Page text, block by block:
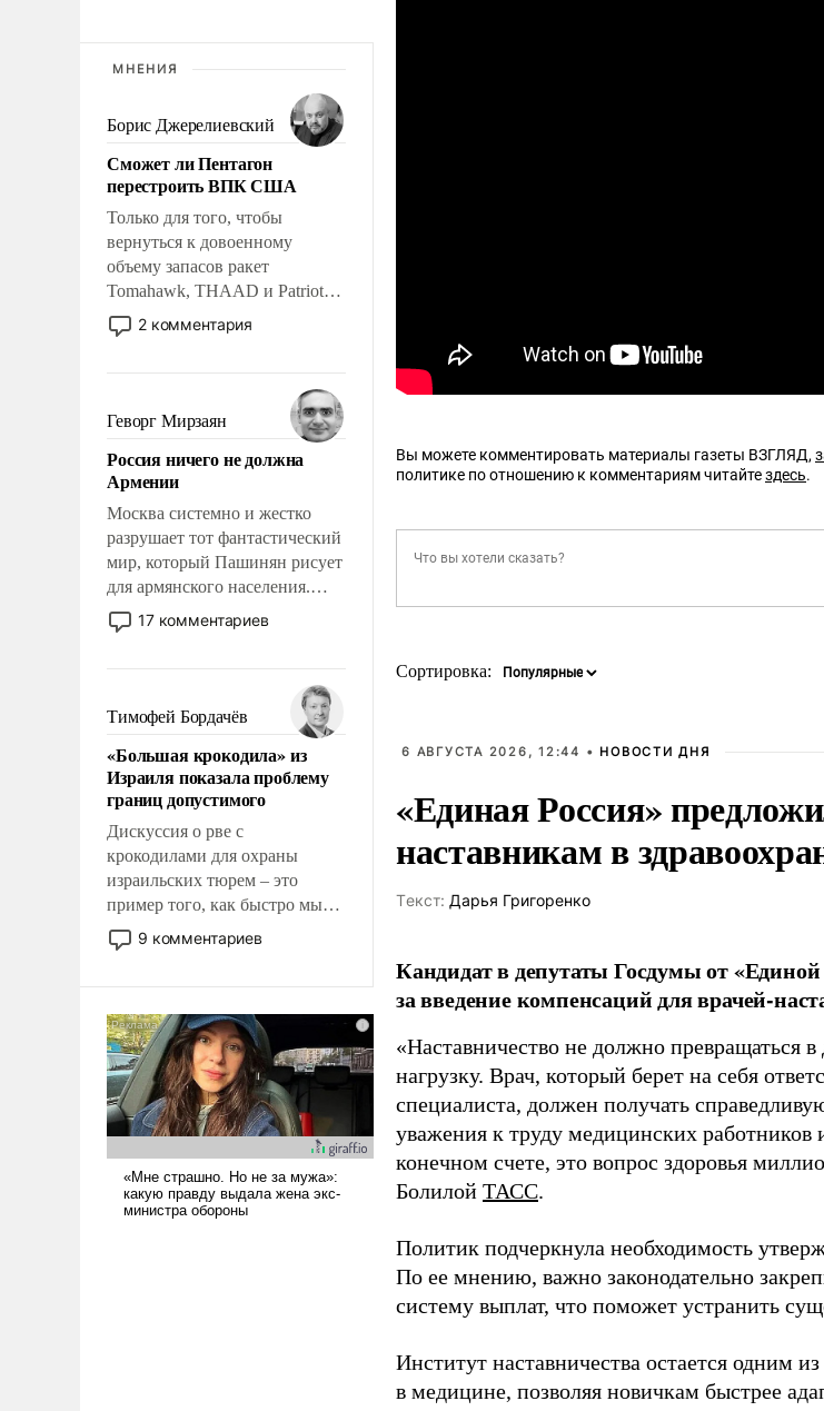
МНЕНИЯ
Борис Джерелиевский
Сможет ли Пентагон
перестроить ВПК США
Только для того, чтобы
вернуться к довоенному
объему запасов ракет
Tomahawk, THAAD и Patriot
США потребуется более трех
лет. Даже небольшая война с
Сложившаяся ситуация
означает многолетний период
уязвимости США, например,
перед Китаем.
2 комментария
Геворг Мирзаян
Россия ничего не должна
Армении
Москва системно и жестко
разрушает тот фантастический
мир, который Пашинян рисует
для армянского населения.
Мир, где политические
прожекты будут безусловно
налогоплательщиков и где
Еревану за свои поступки не
нужно отвечать.
17 комментариев
Тимофей Бордачёв
«Большая крокодила» из
Израиля показала проблему
границ допустимого
Дискуссия о рве с
крокодилами для охраны
израильских тюрем – это
пример того, как быстро мы
двигаемся по пути
революционных изменений.
псевдонаучной фантастики,
стало всерьез обсуждаемой
идеей.
9 комментариев
Вы можете комментировать материалы газеты ВЗГЛЯД,
политике по отношению к комментариям читайтездесь.
Сортировка:
6 АВГУСТА 2026, 12:44 • НОВОСТИ ДНЯ
«Единая Россия»
наставникам в
Tекст: Дарья Григоренко
Кандидат в депутаты Госдумы от
за введение компенсаций для врачей-
«Наставничество не должно превращаться
нагрузку. Врач, который берет на себя
специалиста, должен получать
уважения к труду медицинских работников
конечном счете, это вопрос здоровья
Болилой ТАСС.
Политик подчеркнула необходимость
По ее мнению, важно законодательно
систему выплат, что поможет устранить
Институт наставничества остается одним
в медицине, позволяя новичкам быстрее